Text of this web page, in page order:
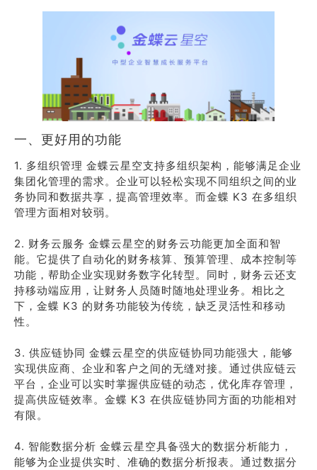
一、更好用的功能
1. 多组织管理 金蝶云星空支持多组织架构，能够满足企业
集团化管理的需求。企业可以轻松实现不同组织之间的业
务协同和数据共享，提高管理效率。而金蝶 K3 在多组织
管理方面相对较弱。
2. 财务云服务 金蝶云星空的财务云功能更加全面和智
能。它提供了自动化的财务核算、预算管理、成本控制等
功能，帮助企业实现财务数字化转型。同时，财务云还支
持移动端应用，让财务人员随时随地处理业务。相比之
下，金蝶 K3 的财务功能较为传统，缺乏灵活性和移动
性。
3. 供应链协同 金蝶云星空的供应链协同功能强大，能够
实现供应商、企业和客户之间的无缝对接。通过供应链云
平台，企业可以实时掌握供应链的动态，优化库存管理，
提高供应链效率。金蝶 K3 在供应链协同方面的功能相对
有限。
4. 智能数据分析 金蝶云星空具备强大的数据分析能力，
能够为企业提供实时、准确的数据分析报表。通过数据分